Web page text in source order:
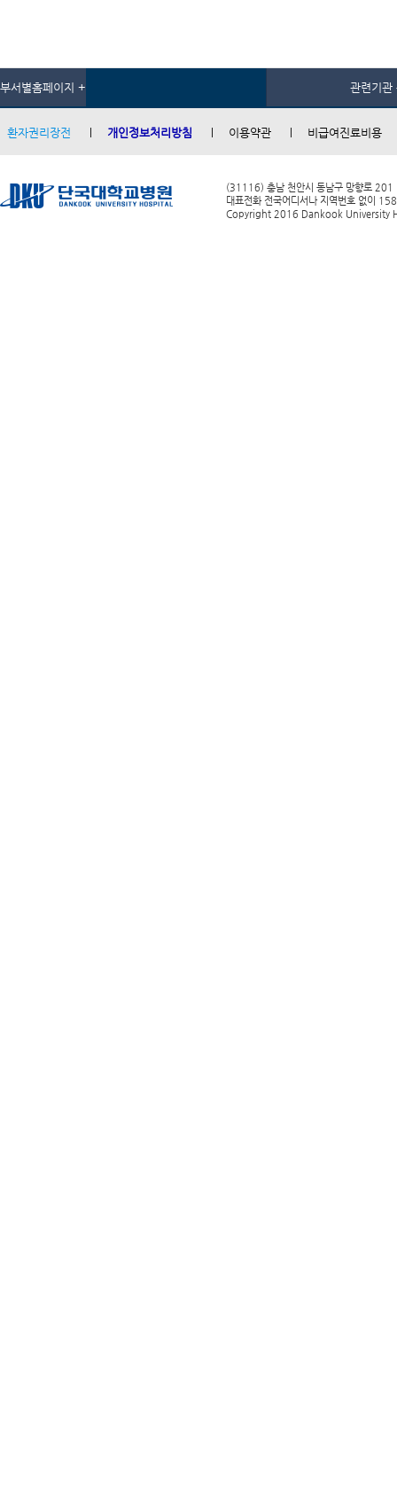
부서별홈페이지 + 관련기관
환자권리장전 개인정보처리방침 이용약관 비급여진료비용
(31116) 충남 천안시 동남구 망향로 201
대표전화 전국어디서나 지역번호 없이
Copyright 2016 Dankook University